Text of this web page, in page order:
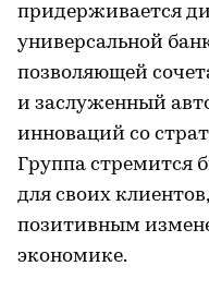
придерживается
универсальной
позволяющей
и заслуженный
инноваций со
Группа стремится
для своих
позитивным
экономике.